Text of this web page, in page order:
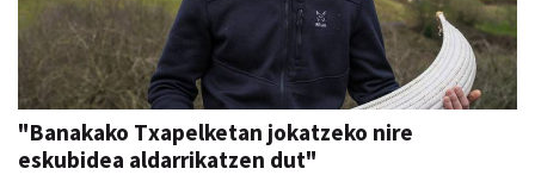
"Banakako Txapelketan jokatzeko nire
eskubidea aldarrikatzen dut"